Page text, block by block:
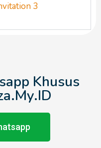
3
Khusus